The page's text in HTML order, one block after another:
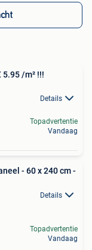
5.95 /m² !!!
Details
Topadvertentie
Vandaag
- 60 x 240 cm -
Details
Topadvertentie
Vandaag